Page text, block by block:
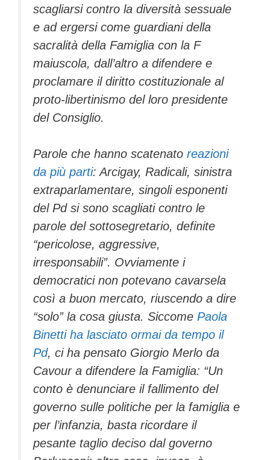
scagliarsi contro la diversità sessuale
e ad ergersi come guardiani della
sacralità della Famiglia con la F
maiuscola, dall’altro a difendere e
proclamare il diritto costituzionale al
proto-libertinismo del loro presidente
del Consiglio.
Parole che hanno scatenato reazioni
da più parti: Arcigay, Radicali, sinistra
extraparlamentare, singoli esponenti
del Pd si sono scagliati contro le
parole del sottosegretario, definite
“pericolose, aggressive,
irresponsabili”. Ovviamente i
democratici non potevano cavarsela
così a buon mercato, riuscendo a dire
“solo” la cosa giusta. Siccome Paola
Binetti ha lasciato ormai da tempo il
Pd, ci ha pensato Giorgio Merlo da
Cavour a difendere la Famiglia: “Un
conto è denunciare il fallimento del
governo sulle politiche per la famiglia e
per l’infanzia, basta ricordare il
pesante taglio deciso dal governo